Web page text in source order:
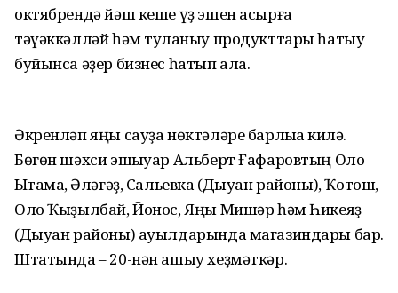
октябрендә йәш кеше үҙ эшен асырға
тәүәккәлләй һәм туҡланыу продукттары һатыу
буйынса әҙер бизнес һатып ала.
Әкренләп яңы сауҙа нөктәләре барлыҡҡа килә.
Бөгөн шәхси эшҡыуар Альберт Ғафаровтың Оло
Ыҡтамаҡ, Әләгәҙ, Сальевка (Дыуан районы), Ҡотош,
Оло Ҡыҙылбай, Йонос, Яңы Мишәр һәм Һикеяҙ
(Дыуан районы) ауылдарында магазиндары бар.
Штатында – 20-нән ашыу хеҙмәткәр.